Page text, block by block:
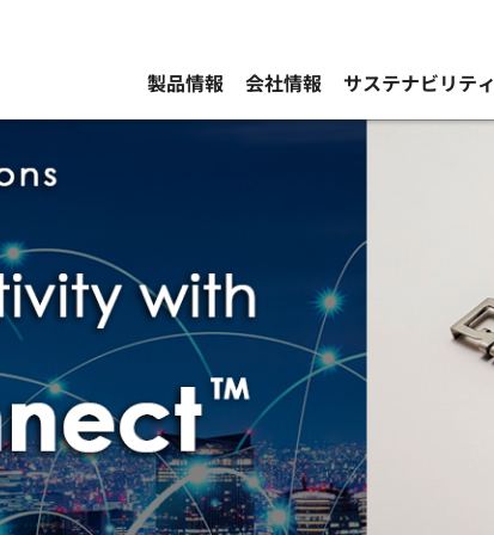
製品情報 会社情報 サステナビリティ